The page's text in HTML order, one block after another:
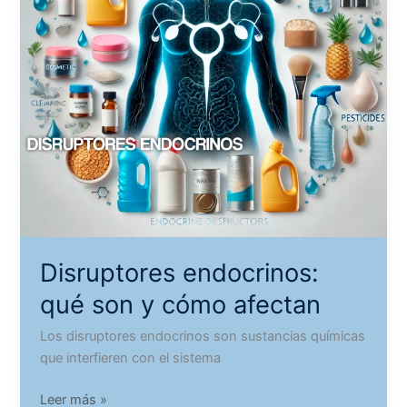
Disruptores endocrinos:
qué son y cómo afectan
Los disruptores endocrinos son sustancias químicas
que interfieren con el sistema
Disruptores
Leer más »